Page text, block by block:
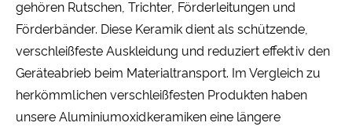
gehören Rutschen, Trichter, Förderleitungen und
Förderbänder. Diese Keramik dient als schützende,
verschleißfeste Auskleidung und reduziert effektiv den
Geräteabrieb beim Materialtransport. Im Vergleich zu
herkömmlichen verschleißfesten Produkten haben
unsere Aluminiumoxidkeramiken eine längere